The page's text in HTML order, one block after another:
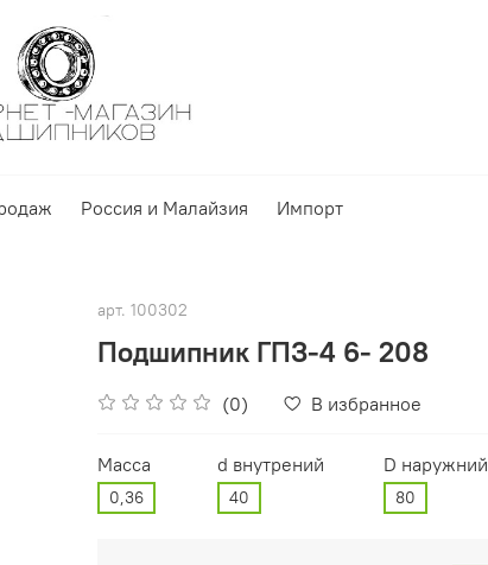
Россия и Малайзия Импорт
арт. 100302
Подшипник ГПЗ-4 6- 208
(0) В избранное
Масса
0,36
d внутрений
40
D наружний
80